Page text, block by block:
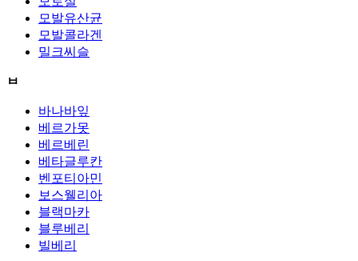
모발유산균
모발콜라겐
밀크씨슬
ㅂ
바나바잎
베르가못
베르베린
베타글루칸
벤포티아민
보스웰리아
블랙마카
블루베리
빌베리